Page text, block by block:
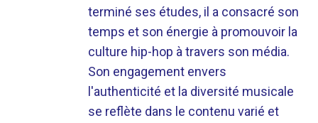
terminé ses études, il a consacré son
temps et son énergie à promouvoir la
culture hip-hop à travers son média.
Son engagement envers
l'authenticité et la diversité musicale
se reflète dans le contenu varié et